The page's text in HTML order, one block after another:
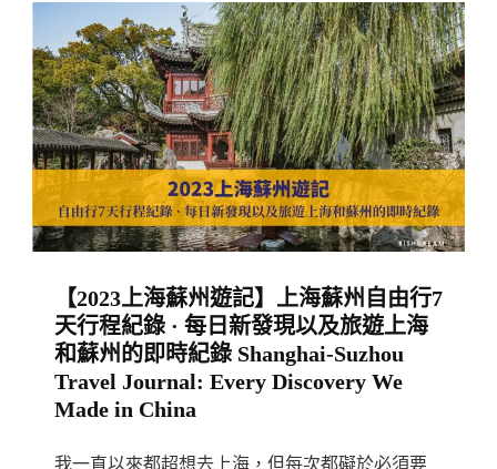
【2023上海蘇州遊記】上海蘇州自由行7
天行程紀錄 · 每日新發現以及旅遊上海
和蘇州的即時紀錄 Shanghai-Suzhou
Travel Journal: Every Discovery We
Made in China
我一直以來都超想去上海，但每次都礙於必須要